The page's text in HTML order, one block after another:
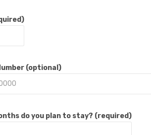
(optional)
do you plan to stay? (required)